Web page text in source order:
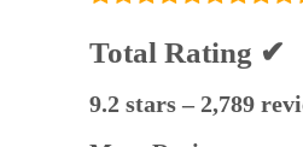
Total Rating ✔
9.2 stars – 2,789